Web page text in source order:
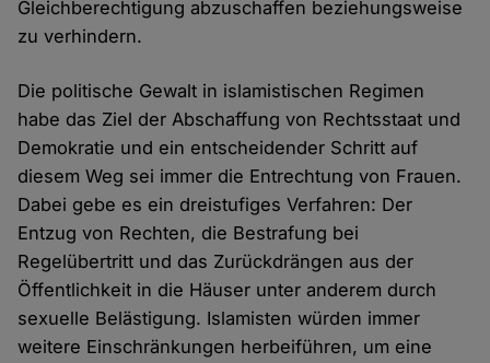
Gleichberechtigung abzuschaffen beziehungsweise
zu verhindern.
Die politische Gewalt in islamistischen Regimen
habe das Ziel der Abschaffung von Rechtsstaat und
Demokratie und ein entscheidender Schritt auf
diesem Weg sei immer die Entrechtung von Frauen.
Dabei gebe es ein dreistufiges Verfahren: Der
Entzug von Rechten, die Bestrafung bei
Regelübertritt und das Zurückdrängen aus der
Öffentlichkeit in die Häuser unter anderem durch
sexuelle Belästigung. Islamisten würden immer
weitere Einschränkungen herbeiführen, um eine